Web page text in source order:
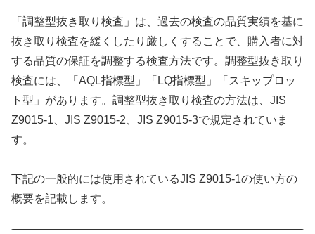
「調整型抜き取り検査」は、過去の検査の品質実績を基に
抜き取り検査を緩くしたり厳しくすることで、購入者に対
する品質の保証を調整する検査方法です。調整型抜き取り
検査には、「AQL指標型」「LQ指標型」「スキップロッ
ト型」があります。調整型抜き取り検査の方法は、JIS
Z9015-1、JIS Z9015-2、JIS Z9015-3で規定されていま
す。
下記の一般的には使用されているJIS Z9015-1の使い方の
概要を記載します。